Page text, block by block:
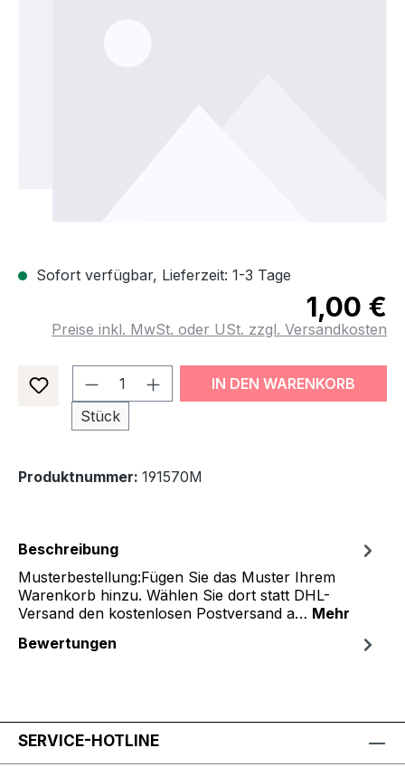
Sofort verfügbar, Lieferzeit: 1-3 Tage
1,00 €
Preise inkl. MwSt. oder USt. zzgl. Versandkosten
Produkt Anzahl: Gib den
Stück
IN DEN WARENKORB
Produktnummer: 191570M
Beschreibung
Musterbestellung:Fügen Sie das Muster Ihrem
Warenkorb hinzu. Wählen Sie dort statt DHL-
Versand den kostenlosen Postversand a… Mehr
Bewertungen
SERVICE-HOTLINE